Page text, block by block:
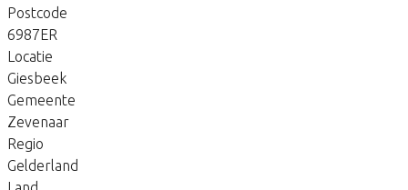
Postcode
6987ER
Locatie
Giesbeek
Gemeente
Zevenaar
Regio
Gelderland